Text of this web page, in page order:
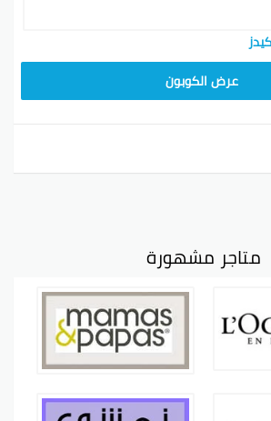
عرض الكوبون
متاجر مشهورة